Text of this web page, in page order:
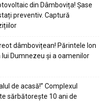
din Dâmbovița! Șase
preventiv. Captură
dâmbovițean! Părintele Ion
Dumnezeu și a oamenilor
de acasă!” Complexul
sărbătorește 10 ani de